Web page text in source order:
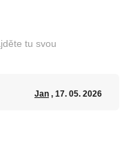
tu svou
Jan, 17. 05. 2026